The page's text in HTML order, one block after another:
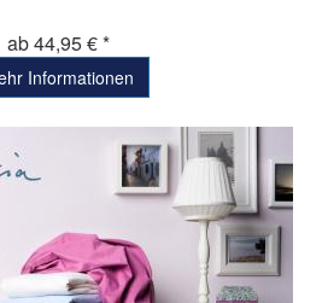
ab 44,95 € *
Informationen